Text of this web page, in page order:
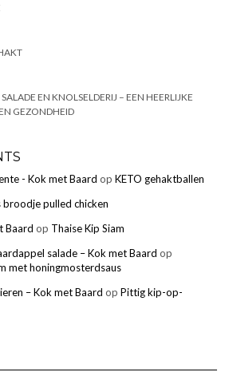
EN KNOLSELDERIJ – EEN HEERLIJKE
GEZONDHEID
- Kok met Baard op KETO gehaktballen
broodje pulled chicken
Baard op Thaise Kip Siam
salade – Kok met Baard op
met honingmosterdsaus
– Kok met Baard op Pittig kip-op-